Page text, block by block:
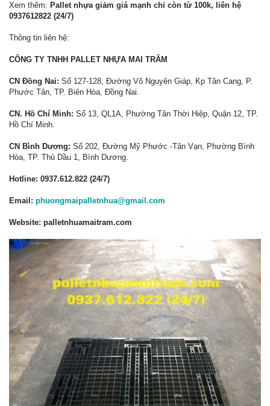
Xem thêm: Pallet nhựa giảm giá mạnh chỉ còn từ 100k, liên hệ
0937612822 (24/7)
Thông tin liên hệ:
CÔNG TY TNHH PALLET NHỰA MAI TRÂM
CN Đồng Nai: Số 127-128, Đường Võ Nguyên Giáp, Kp Tân Cang, P.
Phước Tân, TP. Biên Hòa, Đồng Nai.
CN. Hồ Chí Minh: Số 13, QL1A, Phường Tân Thời Hiệp, Quận 12, TP.
Hồ Chí Minh.
CN Bình Dương: Số 202, Đường Mỹ Phước -Tân Vạn, Phường Bình
Hòa, TP. Thủ Dầu 1, Bình Dương.
Hotline: 0937.612.822 (24/7)
Email: phuongmaipalletnhua@gmail.com
Website: palletnhuamaitram.com